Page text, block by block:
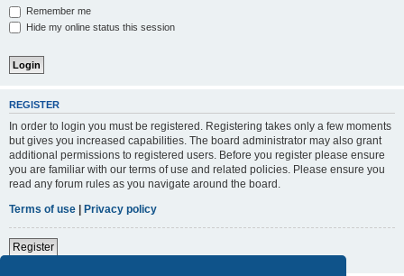
Remember me
Hide my online status this session
REGISTER
In order to login you must be registered. Registering takes only a few moments
but gives you increased capabilities. The board administrator may also grant
additional permissions to registered users. Before you register please ensure
you are familiar with our terms of use and related policies. Please ensure you
read any forum rules as you navigate around the board.
Terms of use | Privacy policy
Register